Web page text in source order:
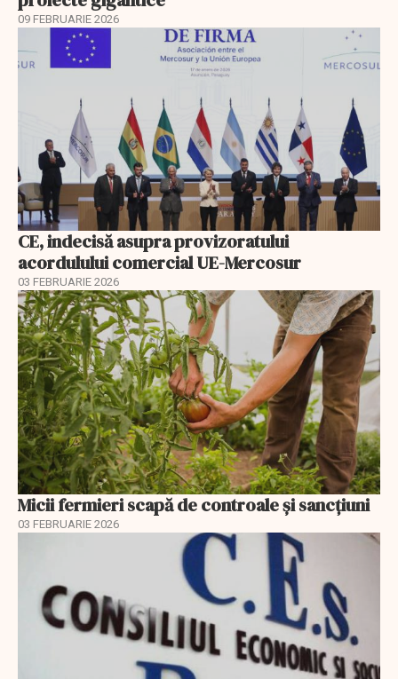
09 FEBRUARIE 2026
CE, indecisă asupra provizoratului
acordulului comercial UE-Mercosur
03 FEBRUARIE 2026
Micii fermieri scapă de controale și sancțiuni
03 FEBRUARIE 2026